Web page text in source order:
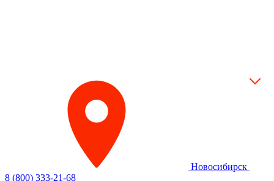
Новосибирск
8 (800) 333-21-68